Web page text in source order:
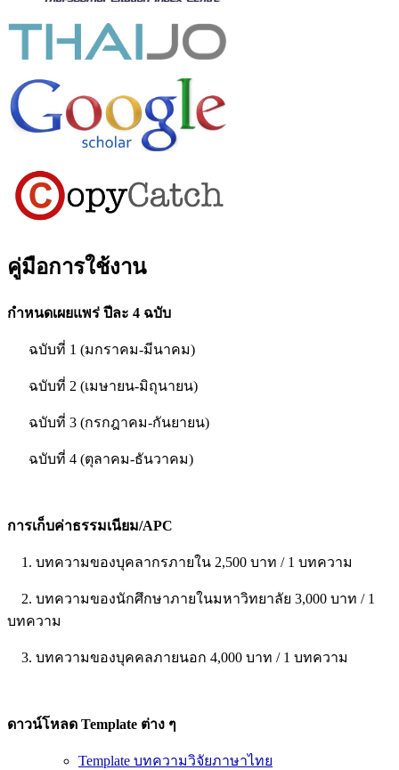
คู่มือการใช้งาน
กำหนดเผยแพร่ ปีละ 4 ฉบับ
ฉบับที่ 1 (มกราคม-มีนาคม)
ฉบับที่ 2 (เมษายน-มิถุนายน)
ฉบับที่ 3 (กรกฎาคม-กันยายน)
ฉบับที่ 4 (ตุลาคม-ธันวาคม)
การเก็บค่าธรรมเนียม/APC
1. บทความของบุคลากรภายใน 2,500 บาท / 1 บทความ
2. บทความของนักศึกษาภายในมหาวิทยาลัย 3,000 บาท / 1
บทความ
3. บทความของบุคคลภายนอก 4,000 บาท / 1 บทความ
ดาวน์โหลด Template ต่าง ๆ
Template บทความวิจัยภาษาไทย